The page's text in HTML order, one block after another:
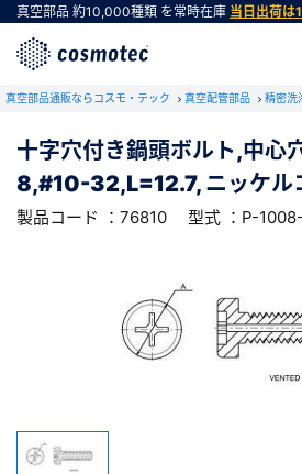
真空部品 約10,000種類 を常時在庫 当日出荷は
真空部品通販ならコスモ・テック 真空配管部品 精密洗
十字穴付き鍋頭ボルト,中心
8,#10-32,L=12.7, ニッケル
製品コード ：76810 型式 ：P-
RoHS2適合報告書のダ
下記製品のRoHS2適合報告書のダウ
十字穴付き鍋頭ボルト,中心穴あり
8,#10-32,L=12.7, ニッケルコート
型式 ：P-1008-K 製品コード ：76810
会社・学校・研究機関名
会員登録がお済み
会員登録をすれば、便利な機能